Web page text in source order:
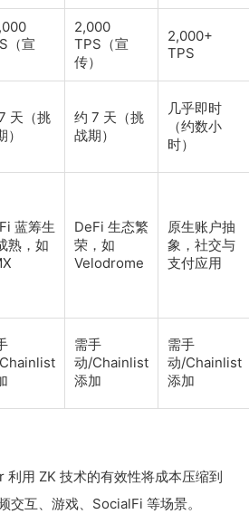
（宣
2,000
TPS（宣
传）
2,000+
TPS
天（挑
约 7 天（挑
战期）
几乎即时
（约数小
时）
蓝筹生
熟，如
DeFi 生态繁
荣，如
Velodrome
原生账户抽
象，社交与
支付应用
需手
动/Chainlist
添加
需手
动/Chainlist
添加
利用 ZK 技术的有效性将成本压缩到
交互、游戏、SocialFi 等场景。